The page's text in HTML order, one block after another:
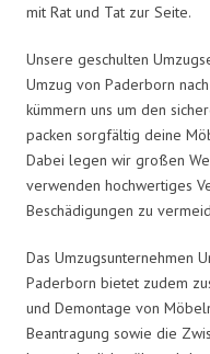
mit Rat und Tat zur Seite.
Unsere geschulten
Umzug von Paderborn
kümmern uns um den
packen sorgfältig deine
Dabei legen wir großen
verwenden hochwertiges
Beschädigungen zu
Das Umzugsunternehmen
Paderborn bietet zudem
und Demontage von
Beantragung sowie die